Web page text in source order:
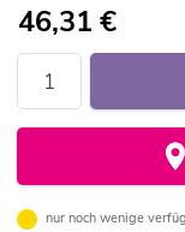
46,31 €
nur noch wenige